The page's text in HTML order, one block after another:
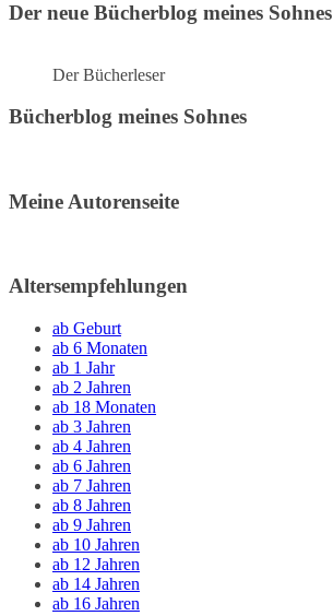
Der neue Bücherblog meines Sohnes
Der Bücherleser
Bücherblog meines Sohnes
Meine Autorenseite
Altersempfehlungen
ab Geburt
ab 6 Monaten
ab 1 Jahr
ab 2 Jahren
ab 18 Monaten
ab 3 Jahren
ab 4 Jahren
ab 6 Jahren
ab 7 Jahren
ab 8 Jahren
ab 9 Jahren
ab 10 Jahren
ab 12 Jahren
ab 14 Jahren
ab 16 Jahren